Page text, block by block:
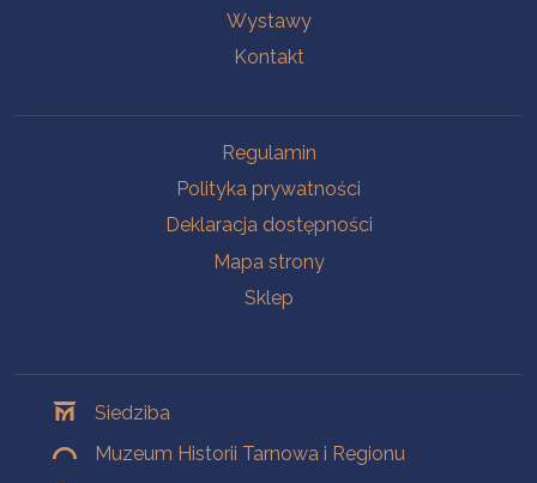
Wystawy
Kontakt
Regulamin
Polityka prywatności
Deklaracja dostępności
Mapa strony
Sklep
Siedziba
Muzeum Historii Tarnowa i Regionu